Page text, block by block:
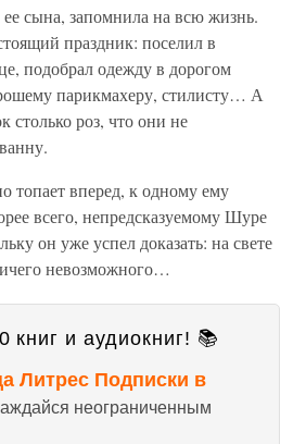
сына, запомнила на всю жизнь.
праздник: поселил в
подобрал одежду в дорогом
парикмахеру, стилисту… А
столько роз, что они не
топает вперед, к одному ему
всего, непредсказуемому Шуре
он уже успел доказать: на свете
невозможного…
книг и аудиокниг! 📚
Литрес Подписки в
неограниченным